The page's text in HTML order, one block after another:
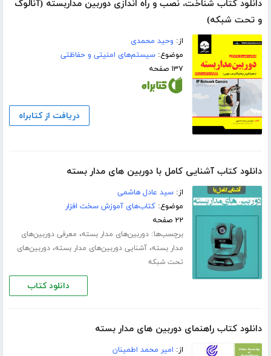
دانلود کتاب شناخت، نصب و راه اندازی دوربین مداربسته (آنالوگ
و تحت شبکه)
از: وحید محمدی
موضوع:سیستم‌های امنیتی و حفاظتی
۱۳۷ صفحه
دریافت از کتابراه
دانلود کتاب آشنایی کامل با دوربین های مدار بسته
از:سید عادل هاشمی
موضوع:کتاب‌های آموزش سخت افزار
۲۲ صفحه
برچسب‌ها:دوربین‌های مدار بسته، معرفی دوربین‌های
مدار بسته،آشنایی دوربین‌های مدار بسته،دوربین‌های
تحت شبکه
دانلود کتاب
دانلود کتاب راهنمای دوربین های مدار بسته
از: امیر محمد اطمینان